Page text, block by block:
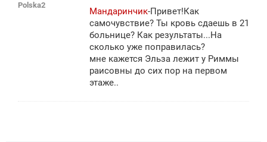
Polska2
б
щ
н
и
Мандаринчик-Привет!Как
самочувствие? Ты кровь сдаешь в 21
больнице? Как результаты...На
сколько уже поправилась?
мне кажется Эльза лежит у Риммы
раисовны до сих пор на первом
этаже..